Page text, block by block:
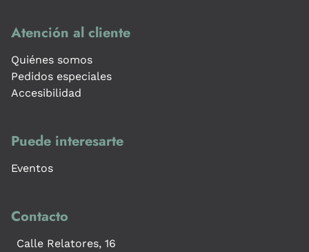
Atención al cliente
Quiénes somos
Pedidos especiales
Accesibilidad
Puede interesarte
Eventos
Contacto
Calle Relatores, 16